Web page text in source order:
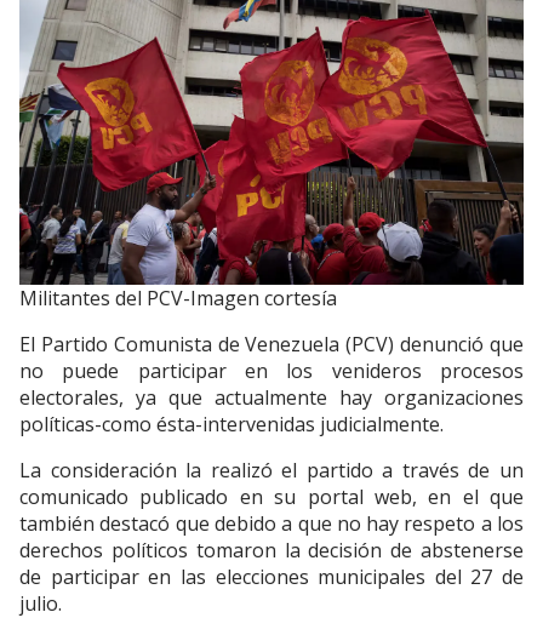
Militantes del PCV-Imagen cortesía
El Partido Comunista de Venezuela (PCV) denunció que
no puede participar en los venideros procesos
electorales, ya que actualmente hay organizaciones
políticas-como ésta-intervenidas judicialmente.
La consideración la realizó el partido a través de un
comunicado publicado en su portal web, en el que
también destacó que debido a que no hay respeto a los
derechos políticos tomaron la decisión de abstenerse
de participar en las elecciones municipales del 27 de
julio.